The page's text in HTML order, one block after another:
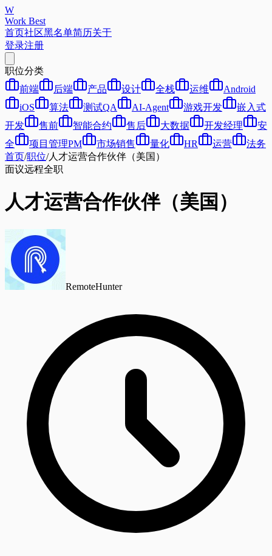
W
Work Best
首页社区黑名单简历关于
登录注册
职位分类
前端
后端 产品 设计 全栈 运维
Android
iOS
算法 测试QA AI-Agent 游戏开发
嵌入式
开发
售前 智能合约 售后 大数据 开发经理
安
全
项目管理PM 市场销售 量化 HR 运营
法务
首页/职位/人才运营合作伙伴（美国）
面议远程全职
人才运营合作伙伴（美国）
RemoteHunter